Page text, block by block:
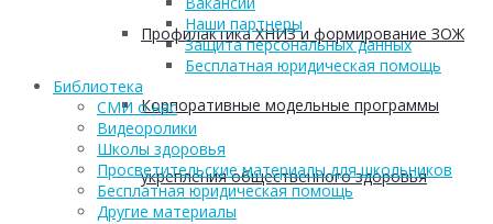
Профилактика ХНИЗ и формирование ЗОЖ
Корпоративные модельные программы
укрепления общественного здоровья
Наши партнеры
Защита персональных данных
Бесплатная юридическая помощь
Библиотека
СМИ о нас
Видеоролики
Школы здоровья
Просветительские материалы для школьников
Бесплатная юридическая помощь
Другие материалы